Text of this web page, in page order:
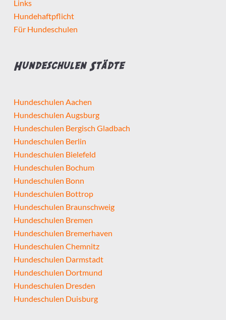
Links
Hundehaftpflicht
Für Hundeschulen
Hundeschulen Städte
Hundeschulen Aachen
Hundeschulen Augsburg
Hundeschulen Bergisch Gladbach
Hundeschulen Berlin
Hundeschulen Bielefeld
Hundeschulen Bochum
Hundeschulen Bonn
Hundeschulen Bottrop
Hundeschulen Braunschweig
Hundeschulen Bremen
Hundeschulen Bremerhaven
Hundeschulen Chemnitz
Hundeschulen Darmstadt
Hundeschulen Dortmund
Hundeschulen Dresden
Hundeschulen Duisburg